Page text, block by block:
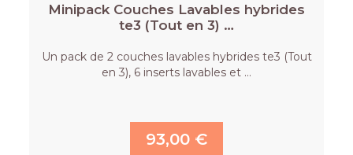
Minipack Couches Lavables hybrides
te3 (Tout en 3) …
Un pack de 2 couches lavables hybrides te3 (Tout
en 3), 6 inserts lavables et …
93,00 €